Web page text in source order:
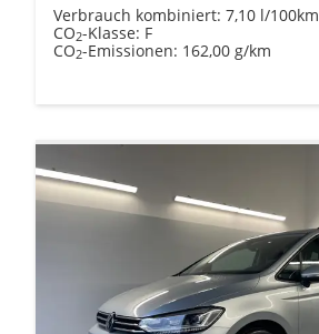
Verbrauch kombiniert: 7,10 l/100km
CO2-Klasse: F
CO2-Emissionen: 162,00 g/km